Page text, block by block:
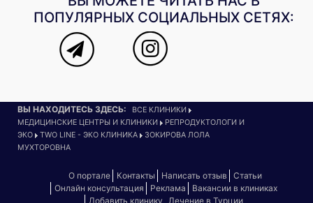
ПОПУЛЯРНЫХ СОЦИАЛЬНЫХ СЕТЯХ:
ВЫ НАХОДИТЕСЬ ЗДЕСЬ:
ВСЕ КЛИНИКИ
МЕДИЦИНСКИЕ ЦЕНТРЫ И КЛИНИКИ
РЕПРОДУКТОЛОГИ И
ЭКО
TWO LINE - ЭКО КЛИНИКА
ЗОКИРОВА ЛОЛА
МУХТОРОВНА
О портале Контакты Написать отзыв
Статьи
Онлайн консультация
Реклама
Вакансии в клиниках
Добавить клинику
Лечение в Турции